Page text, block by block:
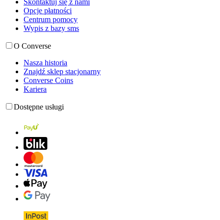
Opcje płatności
Centrum pomocy
Wypis z bazy sms
O Converse
Nasza historia
Znajdź sklep stacjonarny
Converse Coins
Kariera
Dostępne usługi